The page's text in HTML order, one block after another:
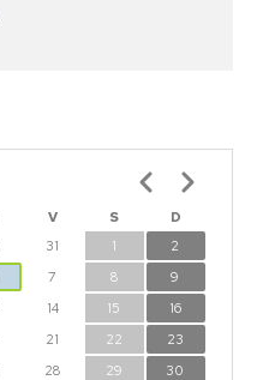
V S
D
31 1
2
7 8
9
14 15
16
21 22
23
28 29
30
Paginación